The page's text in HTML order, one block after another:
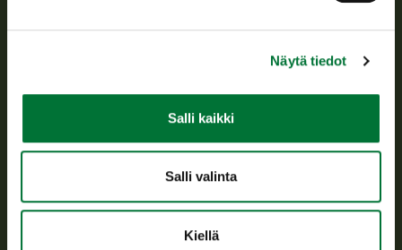
Näytä tiedot
Salli kaikki
Salli valinta
Kiellä
Oma riista -asiat